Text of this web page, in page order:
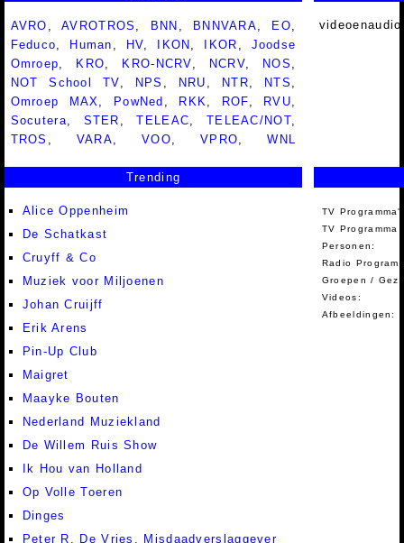
AVRO ,AVROTROS , BNN , BNNVARA, EO,
Feduco, Human , HV, IKON , IKOR , Joodse
Omroep, KRO, KRO-NCRV, NCRV, NOS ,
NOT School TV, NPS , NRU , NTR, NTS ,
Omroep MAX, PowNed , RKK, ROF, RVU,
Socutera, STER ,TELEAC, TELEAC/NOT,
TROS , VARA,VOO,VPRO,WNL
Trending
Alice Oppenheim
De Schatkast
Cruyff & Co
Muziek voor Miljoenen
Johan Cruijff
Erik Arens
Pin-Up Club
Maigret
Maayke Bouten
Nederland Muziekland
De Willem Ruis Show
Ik Hou van Holland
Op Volle Toeren
Dinges
Peter R. De Vries, Misdaadverslaggever
TV
TV Programma
Personen:
Radio
Groepen /
Videos:
Afbeeldingen: